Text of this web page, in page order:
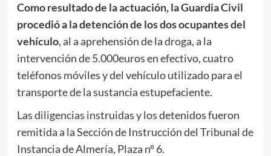
Como resultado de la actuación, la Guardia Civil
procedió a la detención de los dos ocupantes del
vehículo, al a aprehensión de la droga, a la
intervención de 5.000euros en efectivo, cuatro
teléfonos móviles y del vehículo utilizado para el
transporte de la sustancia estupefaciente.
Las diligencias instruidas y los detenidos fueron
remitida a la Sección de Instrucción del Tribunal de
Instancia de Almería, Plaza nº 6.